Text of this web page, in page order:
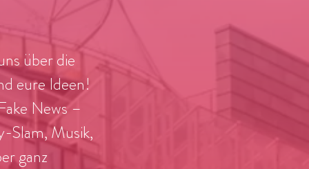
über die
eure Ideen!
News –
Slam, Musik,
ganz